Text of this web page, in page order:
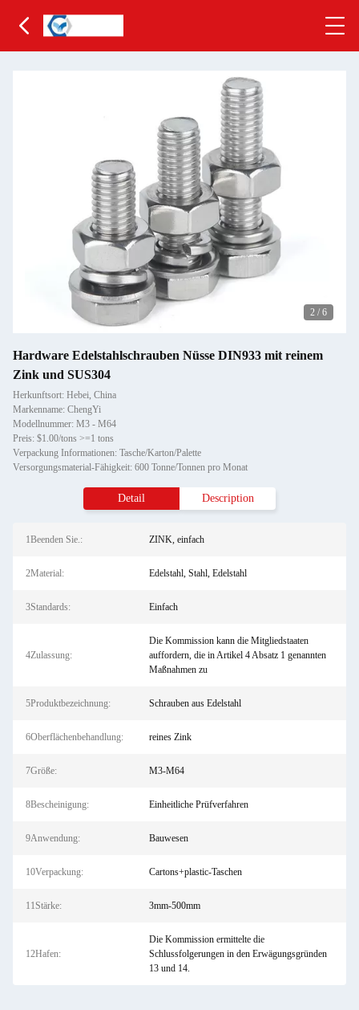
2 / 6
Hardware Edelstahlschrauben Nüsse DIN933 mit reinem
Zink und SUS304
Herkunftsort: Hebei, China
Markenname: ChengYi
Modellnummer: M3 - M64
Preis: $1.00/tons >=1 tons
Verpackung Informationen: Tasche/Karton/Palette
Versorgungsmaterial-Fähigkeit: 600 Tonne/Tonnen pro Monat
Detail Description
1Beenden Sie.: ZINK, einfach
2Material: Edelstahl, Stahl, Edelstahl
3Standards: Einfach
4Zulassung:
Die Kommission kann die Mitgliedstaaten
auffordern, die in Artikel 4 Absatz 1 genannten
Maßnahmen zu
5Produktbezeichnung: Schrauben aus Edelstahl
6Oberflächenbehandlung: reines Zink
7Größe: M3-M64
8Bescheinigung: Einheitliche Prüfverfahren
9Anwendung: Bauwesen
10Verpackung: Cartons+plastic-Taschen
11Stärke: 3mm-500mm
12Hafen:
Die Kommission ermittelte die
Schlussfolgerungen in den Erwägungsgründen
13 und 14.